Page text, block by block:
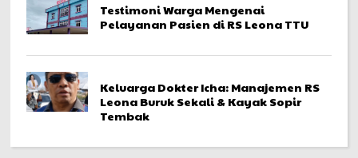
Testimoni Warga Mengenai
Pelayanan Pasien di RS Leona TTU
Keluarga Dokter Icha: Manajemen RS
Leona Buruk Sekali & Kayak Sopir
Tembak